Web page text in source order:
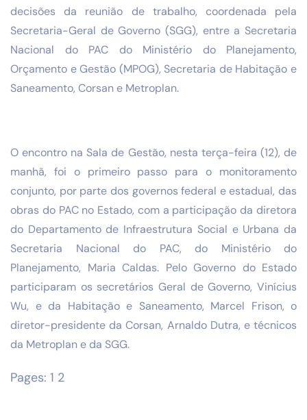
decisões da reunião de trabalho, coordenada pela
Secretaria-Geral de Governo (SGG), entre a Secretaria
Nacional do PAC do Ministério do Planejamento,
Orçamento e Gestão (MPOG), Secretaria de Habitação e
Saneamento, Corsan e Metroplan.
O encontro na Sala de Gestão, nesta terça-feira (12), de
manhã, foi o primeiro passo para o monitoramento
conjunto, por parte dos governos federal e estadual, das
obras do PAC no Estado, com a participação da diretora
do Departamento de Infraestrutura Social e Urbana da
Secretaria Nacional do PAC, do Ministério do
Planejamento, Maria Caldas. Pelo Governo do Estado
participaram os secretários Geral de Governo, Vinícius
Wu, e da Habitação e Saneamento, Marcel Frison, o
diretor-presidente da Corsan, Arnaldo Dutra, e técnicos
da Metroplan e da SGG.
Pages: 1 2